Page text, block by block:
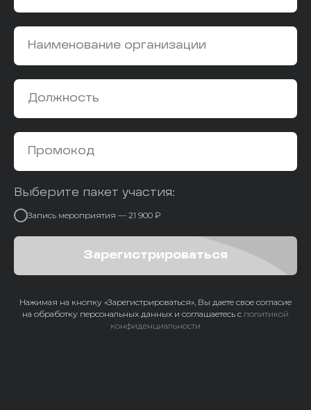
Наименование организации
Должность
Промокод
Выберите пакет участия:
Запись мероприятия — 21 900 ₽
Зарегистрироваться
Нажимая на кнопку «Зарегистрироваться», Вы даете свое согласие
на обработку персональных данных и соглашаетесь с политикой
конфиденциальности